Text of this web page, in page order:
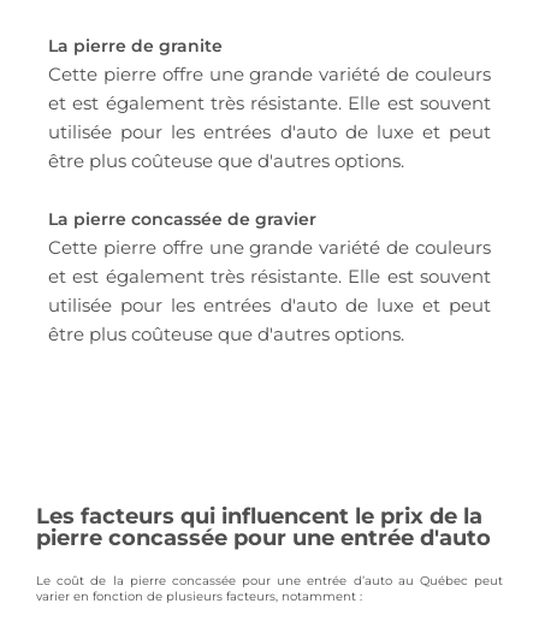
La pierre de granite
Cette pierre offre une grande variété de couleurs
et est également très résistante. Elle est souvent
utilisée pour les entrées d'auto de luxe et peut
être plus coûteuse que d'autres options.
La pierre concassée de gravier
Cette pierre offre une grande variété de couleurs
et est également très résistante. Elle est souvent
utilisée pour les entrées d'auto de luxe et peut
être plus coûteuse que d'autres options.
Les facteurs qui influencent le prix de la
pierre concassée pour une entrée d'auto
Le coût de la pierre concassée pour une entrée d’auto au Québec peut
varier en fonction de plusieurs facteurs, notamment :